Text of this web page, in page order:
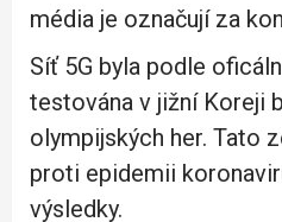
média je označují za
Síť 5G byla podle
testována v jižní Koreji
olympijských her. Tato
proti epidemii
výsledky.